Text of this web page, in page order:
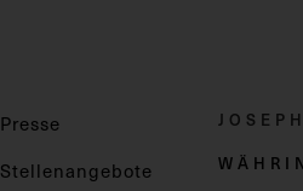
Presse
Stellenangebote